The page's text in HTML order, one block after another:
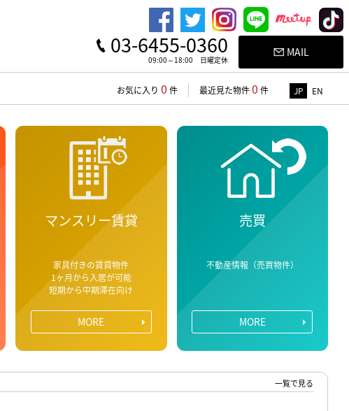
03-6455-0360
09:00～18:00 日曜定休
MAIL
お気に入り 0 件 最近見た物件0 件 JP EN
マンスリー賃貸
家具付きの賃貸物件
1ヶ月から入居が可能
短期から中期滞在向け
MORE
売買
不動産情報（売買物件）
MORE
一覧で見る